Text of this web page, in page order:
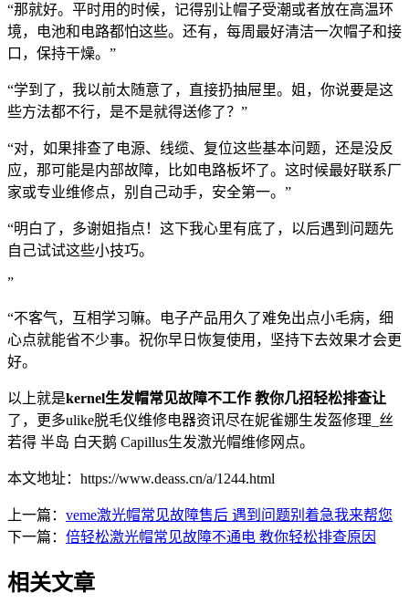
“那就好。平时用的时候，记得别让帽子受潮或者放在高温环
境，电池和电路都怕这些。还有，每周最好清洁一次帽子和接
口，保持干燥。”
“学到了，我以前太随意了，直接扔抽屉里。姐，你说要是这
些方法都不行，是不是就得送修了？”
“对，如果排查了电源、线缆、复位这些基本问题，还是没反
应，那可能是内部故障，比如电路板坏了。这时候最好联系厂
家或专业维修点，别自己动手，安全第一。”
“明白了，多谢姐指点！这下我心里有底了，以后遇到问题先
自己试试这些小技巧。
”
“不客气，互相学习嘛。电子产品用久了难免出点小毛病，细
心点就能省不少事。祝你早日恢复使用，坚持下去效果才会更
好。
以上就是kernel生发帽常见故障不工作 教你几招轻松排查让
了，更多ulike脱毛仪维修电器资讯尽在妮雀娜生发盔修理_丝
若得 半岛 白天鹅 Capillus生发激光帽维修网点。
本文地址：https://www.deass.cn/a/1244.html
上一篇： veme激光帽常见故障售后 遇到问题别着急我来帮您
下一篇： 倍轻松激光帽常见故障不通电 教你轻松排查原因
相关文章